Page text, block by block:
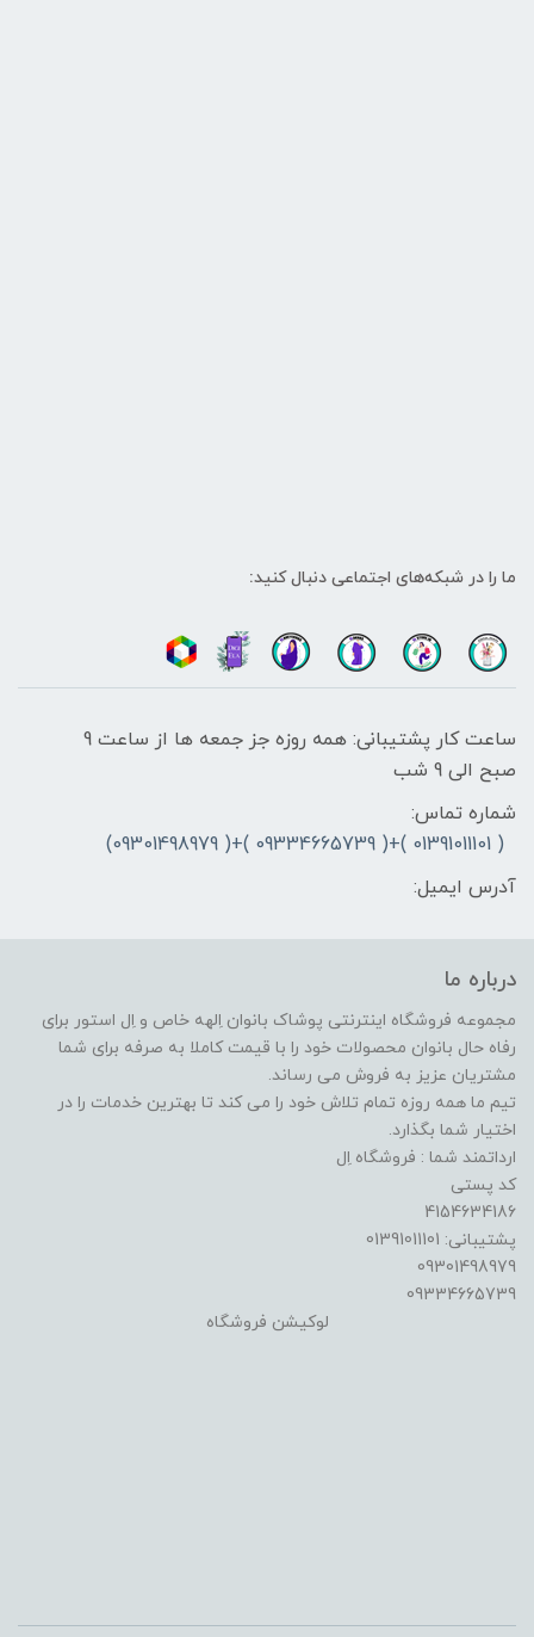
ما را در شبکه‌های اجتماعی دنبال کنید:
ساعت کار پشتیبانی: همه روزه جز جمعه ها از ساعت 9
صبح الی 9 شب
شماره تماس:
( 01391011101 )+( 09334665739 )+( 09301498979)
آدرس ایمیل:
درباره ما
مجموعه فروشگاه اینترنتی پوشاک بانوان اِلهه خاص و اِل استور برای
رفاه حال بانوان محصولات خود را با قیمت کاملا به صرفه برای شما
مشتریان عزیز به فروش می رساند.
تیم ما همه روزه تمام تلاش خود را می کند تا بهترین خدمات را در
اختیار شما بگذارد.
ارداتمند شما : فروشگاه اِل
کد پستی
4154634186
پشتیبانی: 01391011101
09301498979
09334665739
لوکیشن فروشگاه